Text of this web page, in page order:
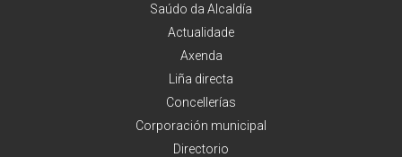
Saúdo da Alcaldía
Actualidade
Axenda
Liña directa
Concellerías
Corporación municipal
Directorio